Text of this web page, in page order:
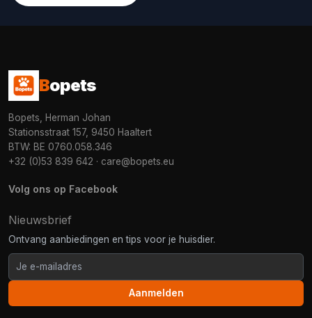
Bopets
Bopets, Herman Johan
Stationsstraat 157, 9450 Haaltert
BTW: BE 0760.058.346
+32 (0)53 839 642 · care@bopets.eu
Volg ons op Facebook
Nieuwsbrief
Ontvang aanbiedingen en tips voor je huisdier.
Aanmelden